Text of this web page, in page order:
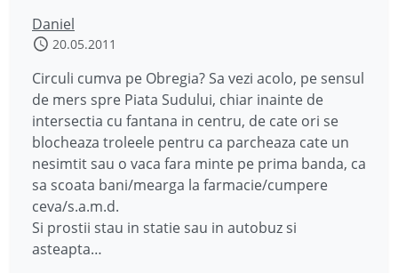
Daniel
20.05.2011
Circuli cumva pe Obregia? Sa vezi acolo, pe sensul
de mers spre Piata Sudului, chiar inainte de
intersectia cu fantana in centru, de cate ori se
blocheaza troleele pentru ca parcheaza cate un
nesimtit sau o vaca fara minte pe prima banda, ca
sa scoata bani/mearga la farmacie/cumpere
ceva/s.a.m.d.
Si prostii stau in statie sau in autobuz si
asteapta…